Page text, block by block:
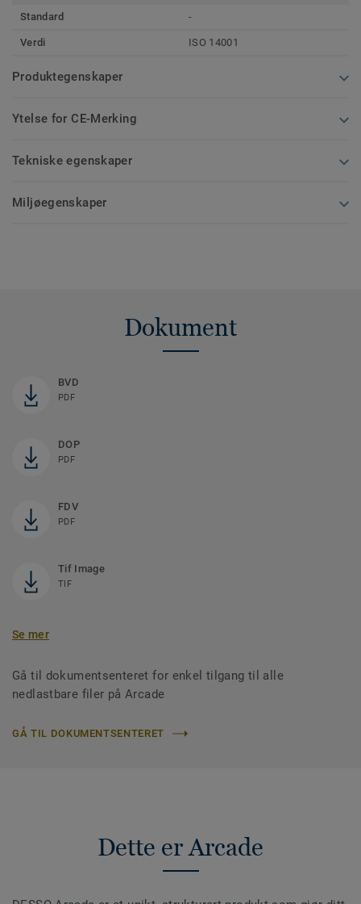
Standard
-
Verdi ISO 14001
Produktegenskaper
Ytelse for CE-Merking
Tekniske egenskaper
Miljøegenskaper
Dokument
BVD
PDF
DOP
PDF
FDV
PDF
Tif Image
TIF
Se mer
Gå til dokumentsenteret for enkel tilgang til alle
nedlastbare filer på Arcade
GÅ TIL DOKUMENTSENTERET
Dette er Arcade